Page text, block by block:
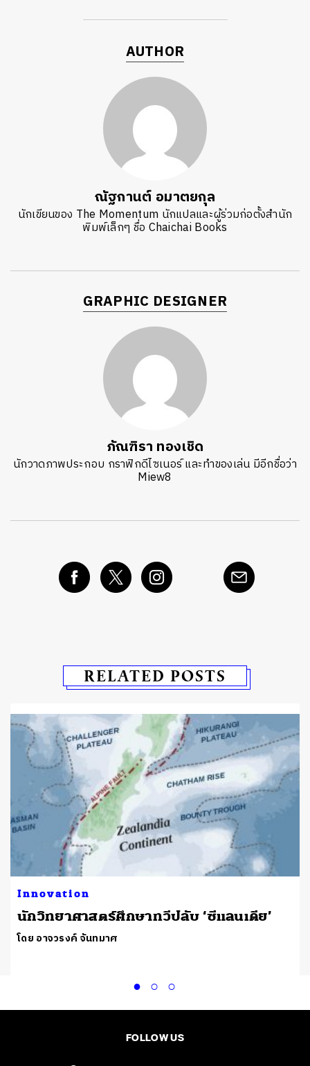
AUTHOR
ณัฐกานต์ อมาตยกุล
นักเขียนของ The Momentum นักแปลและผู้ร่วมก่อตั้งสำนัก
พิมพ์เล็กๆ ชื่อ Chaichai Books
GRAPHIC DESIGNER
ภัณฑิรา ทองเชิด
นักวาดภาพประกอบ กราฟิกดีไซเนอร์ และทำของเล่น มีอีกชื่อว่า
Miew8
RELATED POSTS
Innovation
นักวิทยาศาสตร์ศึกษาทวีปลับ ‘ซีแลนเดีย’
โดย อาจวรงค์ จันทมาศ
FOLLOW US